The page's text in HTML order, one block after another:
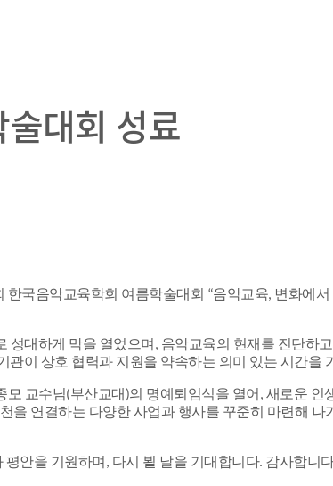
대회 성료
한국음악교육학회 여름학술대회 “음악교육, 변화에
성대하게 막을 열었으며, 음악교육의 현재를 진단하
관이 상호 협력과 지원을 약속하는 의미 있는 시간을
교수님(부산교대)의 명예퇴임식을 열어, 새로운
연결하는 다양한 사업과 행사를 꾸준히 마련해
평안을 기원하며, 다시 뵐 날을 기대합니다. 감사합니